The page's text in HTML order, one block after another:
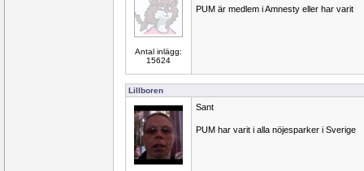
Antal inlägg:
15624
PUM är medlem i Amnesty eller har varit
Lillboren
Sant
PUM har varit i alla nöjesparker i Sverige